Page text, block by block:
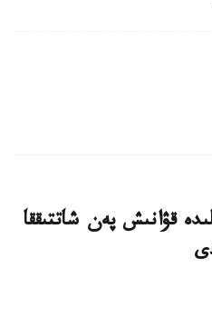
قۋانىش پەن شاتتىققا